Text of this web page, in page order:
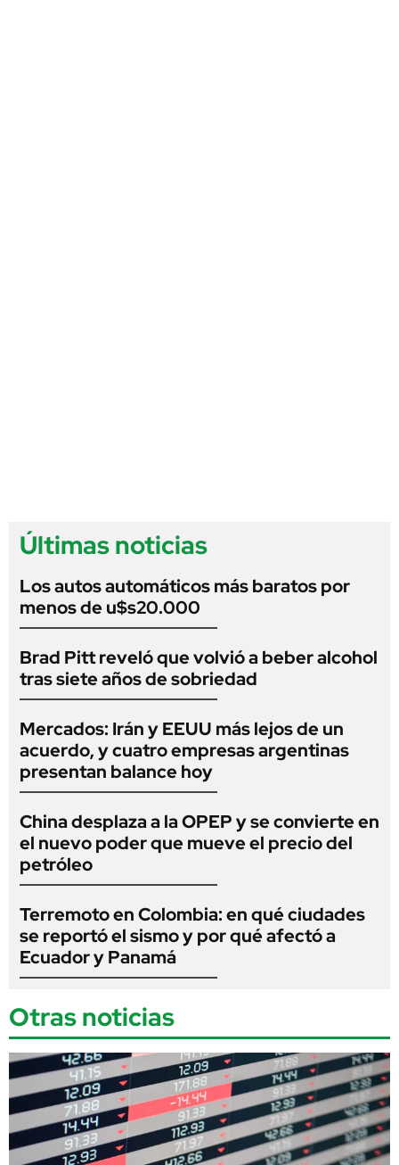
Últimas noticias
Los autos automáticos más baratos por
menos de u$s20.000
Brad Pitt reveló que volvió a beber alcohol
tras siete años de sobriedad
Mercados: Irán y EEUU más lejos de un
acuerdo, y cuatro empresas argentinas
presentan balance hoy
China desplaza a la OPEP y se convierte en
el nuevo poder que mueve el precio del
petróleo
Terremoto en Colombia: en qué ciudades
se reportó el sismo y por qué afectó a
Ecuador y Panamá
Otras noticias